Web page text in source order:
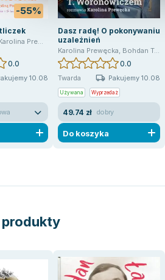
-55%
Prewęcka
0.0
10.08
Dasz radę! O pokonywaniu
uzależnień
Karolina Prewęcka, Bohdan Tadeusz Woronowicz
0.0
Twarda Pakujemy 10.08
Używana Wyprzedaż
49.74 zł dobry
Do koszyka
produkty